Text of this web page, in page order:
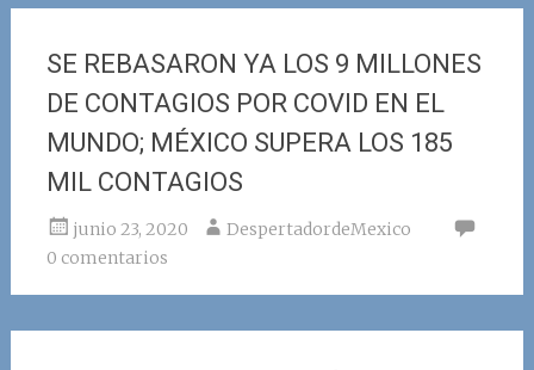
SE REBASARON YA LOS 9 MILLONES
DE CONTAGIOS POR COVID EN EL
MUNDO; MÉXICO SUPERA LOS 185
MIL CONTAGIOS
junio 23, 2020
DespertadordeMexico
0 comentarios